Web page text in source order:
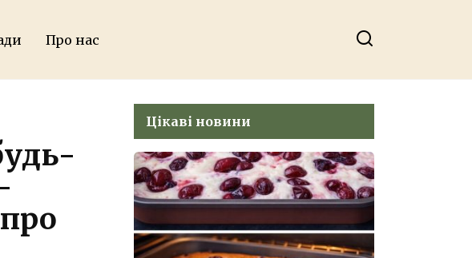
Про нас
Цікаві новини
збирати відрами!